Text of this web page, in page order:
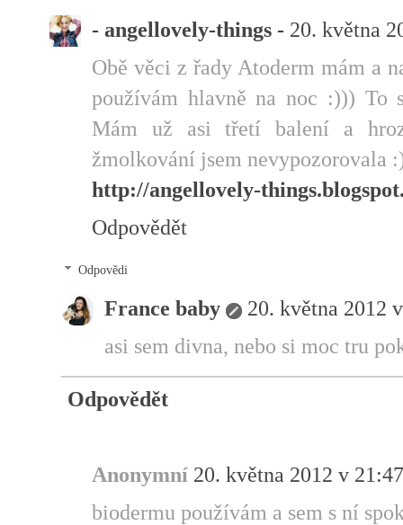
- angellovely-things - 20. května
Obě věci z řady Atoderm mám a
používám hlavně na noc :))) To
Mám už asi třetí balení a
žmolkování jsem nevypozorovala
http://angellovely-
Odpovědět
Odpovědi
France baby
20. května 2012
asi sem divna, nebo si moc tru
Odpovědět
Anonymní 20. května 2012 v 21:47
biodermu používám a sem s ní